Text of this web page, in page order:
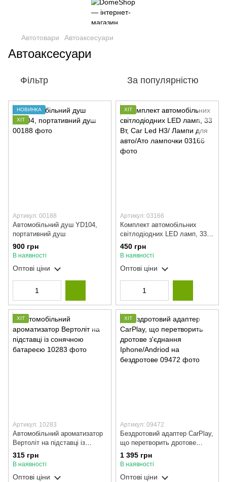
Автотовари Автоаксесуари
Автоаксесуари
Фільтр За популярністю
НОВИНКА
ХІТ
Артикул: 00188
Автомобільний душ YD104,
портативний душ
900 грн
В наявності
Оптові ціни
ХІТ
Артикул: 03166
Комплект автомобільних
світлодіодних LED ламп, 33
Вт, Car Led H3/ Лампи для
авто/Ато лампочки
450 грн
В наявності
Оптові ціни
ХІТ
Артикул: 10283
Автомобільний ароматизатор
Вертоліт на підставці із
сонячною батареєю
315 грн
В наявності
Оптові ціни
ХІТ
Артикул: 09472
Бездротовий адаптер CarPlay,
що перетворить дротове
з'єднання Iphone/Andriod на
бездротове
1 395 грн
В наявності
Оптові ціни